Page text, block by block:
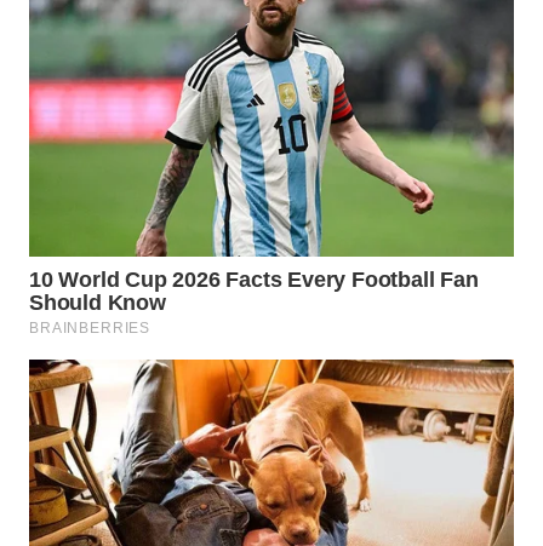
WN
BINTAN
WN
MANDALIKA
WN
LABUANBAJO
WN
BORNEO
Wahana
Media
Group